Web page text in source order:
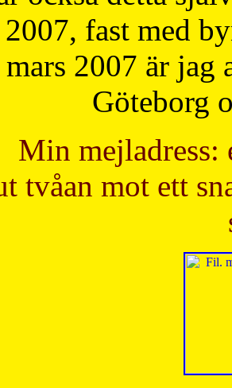
2007, fast med
mars 2007 är
Göteborg
Min mejladress:
tvåan mot ett